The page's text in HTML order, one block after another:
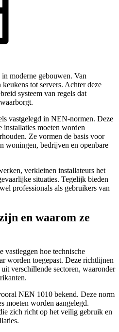
moderne gebouwen. Van
tot servers. Achter deze
systeem van regels dat
vastgelegd in NEN-normen. Deze
installaties moeten worden
Ze vormen de basis voor
woningen, bedrijven en openbare
verkleinen installateurs het
situaties. Tegelijk bieden
professionals als gebruikers van
en waarom ze
hoe technische
worden toegepast. Deze richtlijnen
verschillende sectoren, waaronder
NEN 1010 bekend. Deze norm
moeten worden aangelegd.
zich richt op het veilig gebruik en